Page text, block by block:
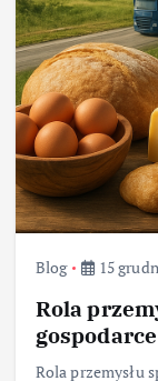
Blog 15
Rola
Rola przemysłu